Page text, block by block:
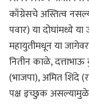
काँग्रेसचे अस्तित्व
पवार) या दोघांमध्ये
महायुतीमधून या
नितीन काळे,
(भाजपा), अमित शिंदे
पक्ष इच्छुक